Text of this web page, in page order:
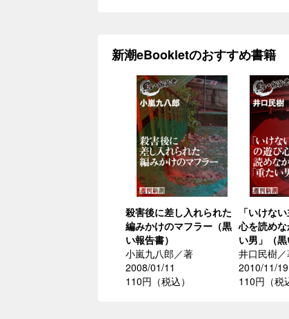
新潮eBookletのおすすめ書籍
殺害後に差し入れられた
編みかけのマフラー（黒
い報告書）
小嵐九八郎／著
2008/01/11
110円（税込）
「いけな
心を読め
い男」（黒
井口民樹
2010/11/19
110円（税